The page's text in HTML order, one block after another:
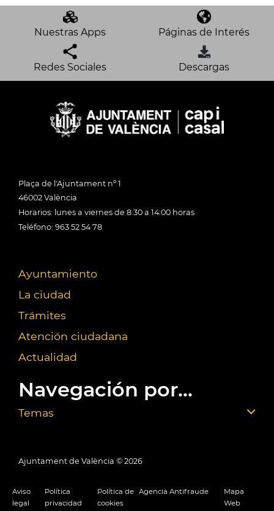
Nuestras Apps Páginas de Interés
Redes Sociales Descargas
Plaça de l'Ajuntament nº 1
46002 València
Horarios: lunes a viernes de 8:30 a 14:00 horas
Teléfono: 963 52 54 78
Ayuntamiento
La ciudad
Trámites
Atención ciudadana
Actualidad
Navegación por...
Temas
Ajuntament de València © 2026
Aviso
legal
Política
privacidad
Política de
cookies
Agencia Antifraude
Mapa
Web